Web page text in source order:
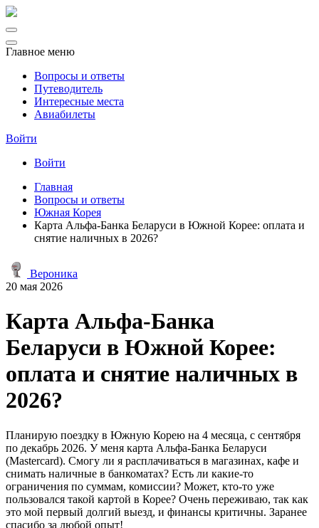
Главное меню
Вопросы и ответы
Путеводитель
Интересные места
Авиабилеты
Войти
Войти
Главная
Вопросы и ответы
Южная Корея
Карта Альфа-Банка Беларуси в Южной Корее: оплата и
снятие наличных в 2026?
Вероника
20 мая 2026
Карта Альфа-Банка
Беларуси в Южной Корее:
оплата и снятие наличных в
2026?
Планирую поездку в Южную Корею на 4 месяца, с сентября
по декабрь 2026. У меня карта Альфа-Банка Беларуси
(Mastercard). Смогу ли я расплачиваться в магазинах, кафе и
снимать наличные в банкоматах? Есть ли какие-то
ограничения по суммам, комиссии? Может, кто-то уже
пользовался такой картой в Корее? Очень переживаю, так как
это мой первый долгий выезд, и финансы критичны. Заранее
спасибо за любой опыт!